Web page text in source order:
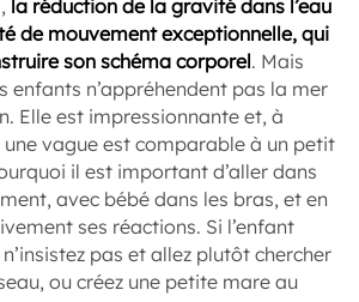
la réduction de la gravité dans l’eau
de mouvement exceptionnelle, qui
son schéma corporel. Mais
enfants n’appréhendent pas la mer
Elle est impressionnante et, à
une vague est comparable à un petit
il est important d’aller dans
avec bébé dans les bras, et en
ses réactions. Si l’enfant
n’insistez pas et allez plutôt chercher
ou créez une petite mare au